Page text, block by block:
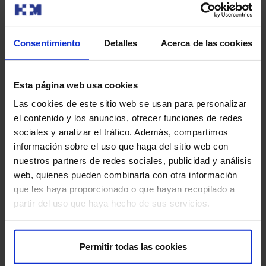
Consentimiento Detalles Acerca de las cookies
Esta página web usa cookies
Las cookies de este sitio web se usan para personalizar
el contenido y los anuncios, ofrecer funciones de redes
sociales y analizar el tráfico. Además, compartimos
información sobre el uso que haga del sitio web con
nuestros partners de redes sociales, publicidad y análisis
web, quienes pueden combinarla con otra información
que les haya proporcionado o que hayan recopilado a
partir del uso que haya hecho de sus servicios.
Permitir todas las cookies
Nuestros médicos
Consulta y pide cita con los profesionales de esta
especialidad